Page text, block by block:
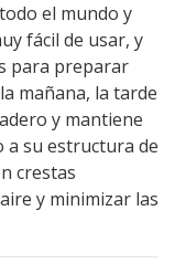
el mundo y
fácil de usar, y
para preparar
mañana, la tarde
y mantiene
a su estructura de
crestas
y minimizar las